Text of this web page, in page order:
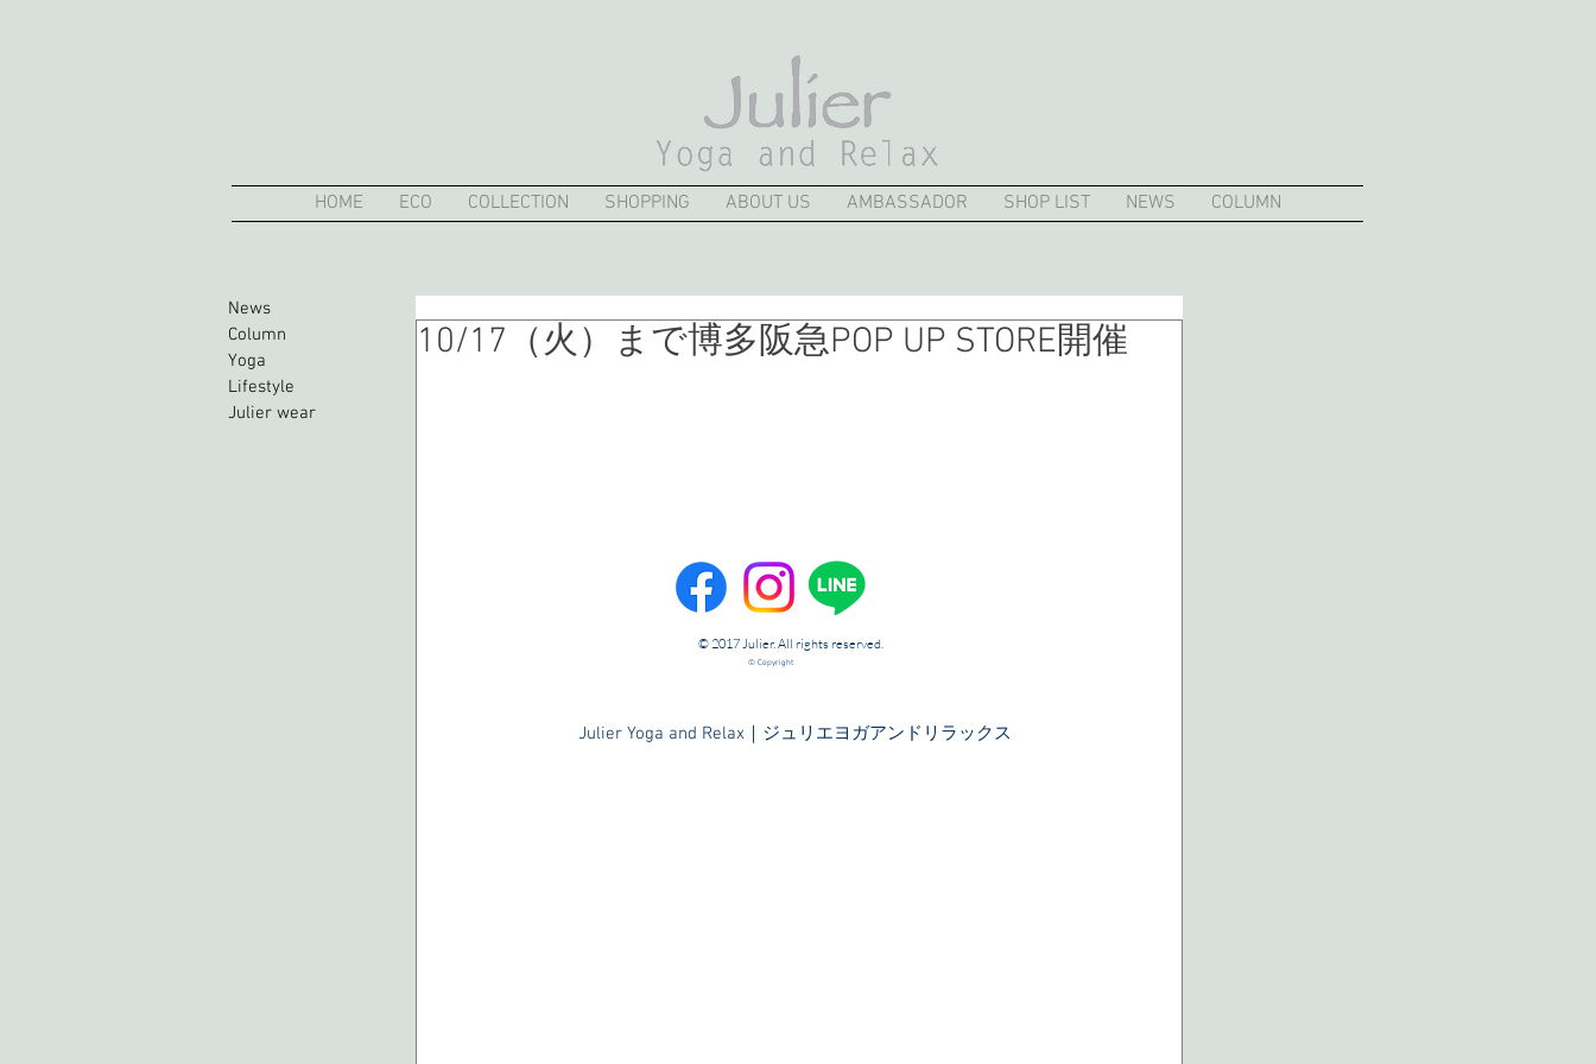
HOME ECO COLLECTION SHOPPING ABOUT US AMBASSADOR SHOP LIST NEWS COLUMN
News
Column
Yoga
Lifestyle
Julier wear
10/17（火）まで博多阪急POP UP STORE開催
© 2017 Julier. All rights reserved.
© Copyright
​Julier Yoga and Relax｜ジュリエヨガアンドリラックス